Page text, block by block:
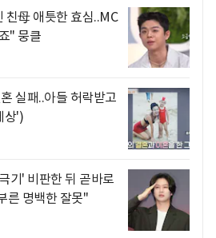
친母 애틋한 효심..MC
" 뭉클
실패..아들 허락받고
상')
기' 비판한 뒤 곧바로
른 명백한 잘못"